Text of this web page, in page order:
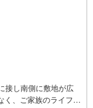
接し南側に敷地が広
く、ご家族のライフス